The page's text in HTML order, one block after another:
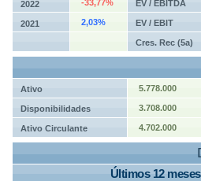
2022 -33,77% EV / EBITDA
2021 2,03% EV / EBIT
Cres. Rec (5a)
Ativo 5.778.000
Disponibilidades 3.708.000
Ativo Circulante 4.702.000
Últimos 12 meses